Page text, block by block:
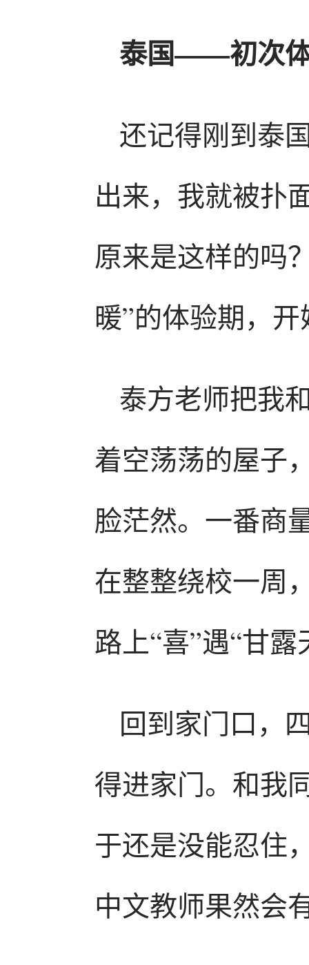
泰国——初次
还记得刚到泰
出来，我就被扑
原来是这样的吗
暖”的体验期，
泰方老师把我
着空荡荡的屋子
脸茫然。一番商
在整整绕校一周
路上“喜”遇“甘露
回到家门口，
得进家门。和我
于还是没能忍住
中文教师果然会